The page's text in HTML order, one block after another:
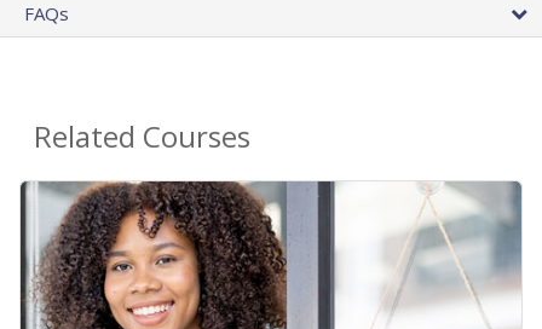
FAQs
Related Courses